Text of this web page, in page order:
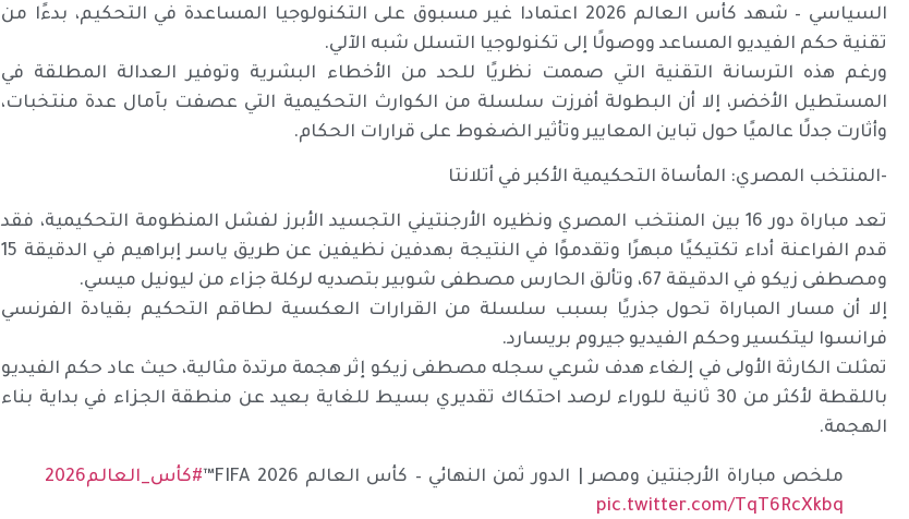
السياسي – شهد كأس العالم 2026 اعتمادا غير مسبوق على التكنولوجيا المساعدة في التحكيم، بدءًا من
تقنية حكم الفيديو المساعد ووصولًا إلى تكنولوجيا التسلل شبه الآلي.
ورغم هذه الترسانة التقنية التي صممت نظريًا للحد من الأخطاء البشرية وتوفير العدالة المطلقة في
المستطيل الأخضر، إلا أن البطولة أفرزت سلسلة من الكوارث التحكيمية التي عصفت بآمال عدة منتخبات،
وأثارت جدلًا عالميًا حول تباين المعايير وتأثير الضغوط على قرارات الحكام.
-المنتخب المصري: المأساة التحكيمية الأكبر في أتلانتا
تعد مباراة دور 16 بين المنتخب المصري ونظيره الأرجنتيني التجسيد الأبرز لفشل المنظومة التحكيمية، فقد
قدم الفراعنة أداء تكتيكيًا مبهرًا وتقدموًا في النتيجة بهدفين نظيفين عن طريق ياسر إبراهيم في الدقيقة 15
ومصطفى زيكو في الدقيقة 67، وتألق الحارس مصطفى شوبير بتصديه لركلة جزاء من ليونيل ميسي.
إلا أن مسار المباراة تحول جذريًا بسبب سلسلة من القرارات العكسية لطاقم التحكيم بقيادة الفرنسي
فرانسوا ليتكسير وحكم الفيديو جيروم بريسارد.
تمثلت الكارثة الأولى في إلغاء هدف شرعي سجله مصطفى زيكو إثر هجمة مرتدة مثالية، حيث عاد حكم الفيديو
باللقطة لأكثر من 30 ثانية للوراء لرصد احتكاك تقديري بسيط للغاية بعيد عن منطقة الجزاء في بداية بناء
الهجمة.
ملخص مباراة الأرجنتين ومصر | الدور ثمن النهائي – كأس العالم FIFA 2026™
#كأس_العالم2026
pic.twitter.com/TqT6RcXkbq